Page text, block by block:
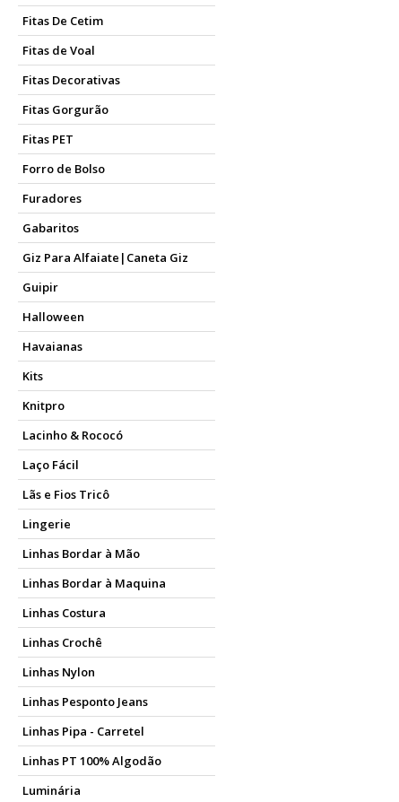
Fitas De Cetim
Fitas de Voal
Fitas Decorativas
Fitas Gorgurão
Fitas PET
Forro de Bolso
Furadores
Gabaritos
Giz Para Alfaiate|Caneta Giz
Guipir
Halloween
Havaianas
Kits
Knitpro
Lacinho & Rococó
Laço Fácil
Lãs e Fios Tricô
Lingerie
Linhas Bordar à Mão
Linhas Bordar à Maquina
Linhas Costura
Linhas Crochê
Linhas Nylon
Linhas Pesponto Jeans
Linhas Pipa - Carretel
Linhas PT 100% Algodão
Luminária